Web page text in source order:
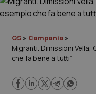
Governo e
Regioni e Asl
QS » Campania »
Migranti. Dimissioni Vella,
che fa bene a tutti”